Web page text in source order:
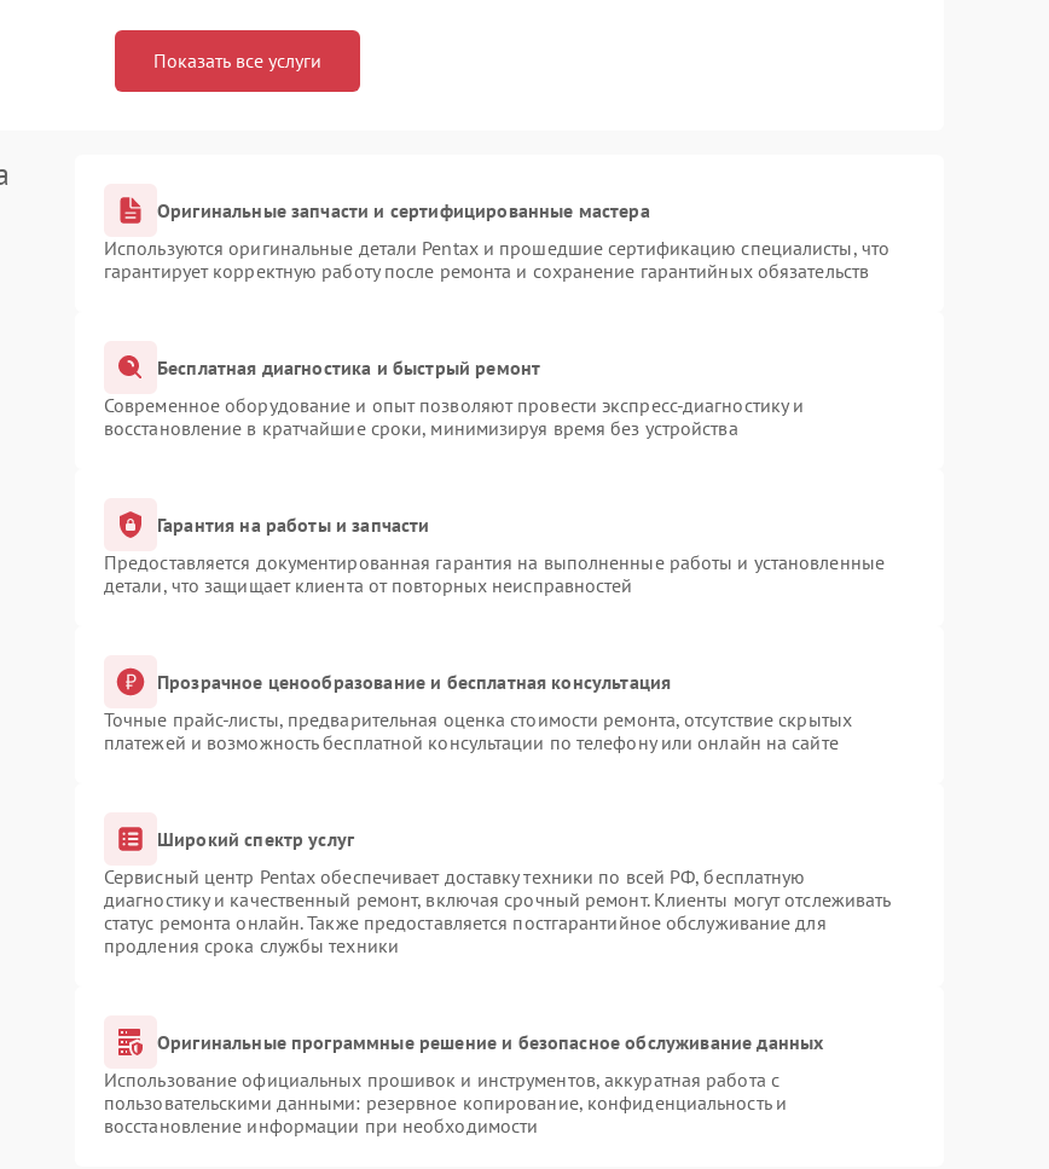
Показать все услуги
Оригинальные запчасти и сертифицированные мастера
Используются оригинальные детали Pentax и прошедшие сертификацию специалисты, что
гарантирует корректную работу после ремонта и сохранение гарантийных обязательств
Бесплатная диагностика и быстрый ремонт
Современное оборудование и опыт позволяют провести экспресс-диагностику и
восстановление в кратчайшие сроки, минимизируя время без устройства
Гарантия на работы и запчасти
Предоставляется документированная гарантия на выполненные работы и установленные
детали, что защищает клиента от повторных неисправностей
Прозрачное ценообразование и бесплатная консультация
Точные прайс-листы, предварительная оценка стоимости ремонта, отсутствие скрытых
платежей и возможность бесплатной консультации по телефону или онлайн на сайте
Широкий спектр услуг
Сервисный центр Pentax обеспечивает доставку техники по всей РФ, бесплатную
диагностику и качественный ремонт, включая срочный ремонт. Клиенты могут отслеживать
статус ремонта онлайн. Также предоставляется постгарантийное обслуживание для
продления срока службы техники
Оригинальные программные решение и безопасное обслуживание данных
Использование официальных прошивок и инструментов, аккуратная работа с
пользовательскими данными: резервное копирование, конфиденциальность и
восстановление информации при необходимости